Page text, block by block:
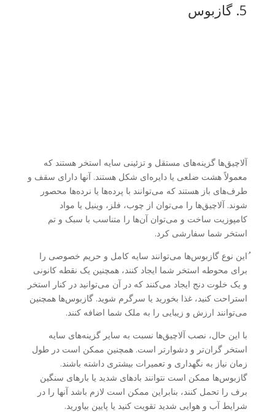
5. گازبوس
آلاچیق‌ها گزینه‌های مستقل و تزئینی سایه استخر هستند که
معمولاً هشت ضلعی یا دایره‌ای شکل هستند. آنها دارای سقف و
طرف‌های باز هستند که می‌توانند با پرده‌ها یا نرده‌ها محصور
شوند. آلاچیق‌ها را می‌توان از چوب، فلز، وینیل یا مواد
کامپوزیت ساخت و می‌توان آن‌ها را متناسب با سبک و تم
استخر شما سفارشی کرد.
ُاین نوع گازبوس‌ها می‌توانند سایه کامل و حریم خصوصی را
برای محوطه استخر شما ایجاد کنند، همچنین یک نقطه کانونی
و یک خلوت دنج ایجاد می‌کنند که در آن می‌توانید در کنار استخر
استراحت کنید، غذا بخورید یا سرگرم شوید. گازبوس‌ها همچنین
می‌توانند ارزش و زیبایی را به ملک شما اضافه کنند.
با این حال، نصب آلاچیق‌ها نسبت به سایر گزینه‌های سایه
استخر گران‌تر و دشوارتر است. همچنین ممکن است در طول
زمان نیاز به نگهداری و تعمیرات بیشتری داشته باشند.
گازبوس‌ها ممکن است نتوانند بادهای شدید یا بارهای سنگین
برف را تحمل کنند، بنابراین ممکن است لازم باشد آنها را در
شرایط آب و هوایی شدید تقویت کنید یا پایین بیاورید.